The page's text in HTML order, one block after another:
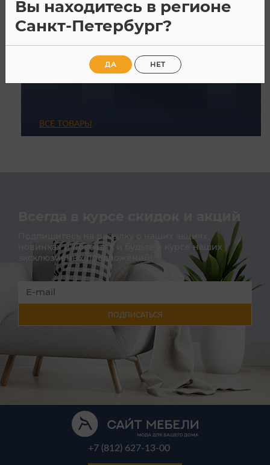
ВСЕ ТОВАРЫ
Всегда в курсе скидок и акций
Подпишитесь на расылку о наших акциях,
новинках и новостях и будьте в курсе наших
эксклюзивных предложений!
ПОДПИСАТЬСЯ
+7 (812) 627-13-00
Вы находитесь в регионе
Санкт-Петербург?
ДА НЕТ